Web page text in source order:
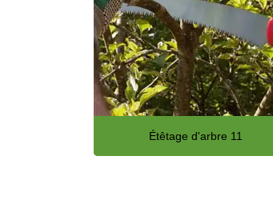
Étêtage d'arbre 11